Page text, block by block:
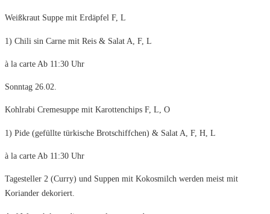
Weißkraut Suppe mit Erdäpfel F, L
1) Chili sin Carne mit Reis & Salat A, F, L
à la carte Ab 11:30 Uhr
Sonntag 26.02.
Kohlrabi Cremesuppe mit Karottenchips F, L, O
1) Pide (gefüllte türkische Brotschiffchen) & Salat A, F, H, L
à la carte Ab 11:30 Uhr
Tagesteller 2 (Curry) und Suppen mit Kokosmilch werden meist mit
Koriander dekoriert.